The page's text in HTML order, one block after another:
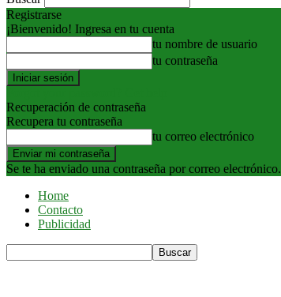
Registrarse
¡Bienvenido! Ingresa en tu cuenta
tu nombre de usuario
tu contraseña
Recuperación de contraseña
Recupera tu contraseña
tu correo electrónico
Se te ha enviado una contraseña por correo electrónico.
Home
Contacto
Publicidad